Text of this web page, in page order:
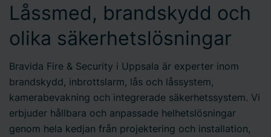
Låssmed, brandskydd och
olika säkerhetslösningar
Bravida Fire & Security i Uppsala är experter inom
brandskydd, inbrottslarm, lås och låssystem,
kamerabevakning och integrerade säkerhetssystem. Vi
erbjuder hållbara och anpassade helhetslösningar
genom hela kedjan från projektering och installation,